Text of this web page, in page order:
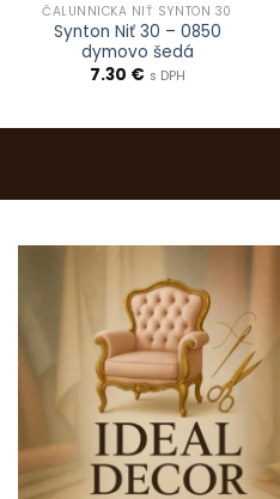
ČALUNNÍCKA NIŤ SYNTON 30
Synton Niť 30 – 0850
dymovo šedá
7.30 € s DPH